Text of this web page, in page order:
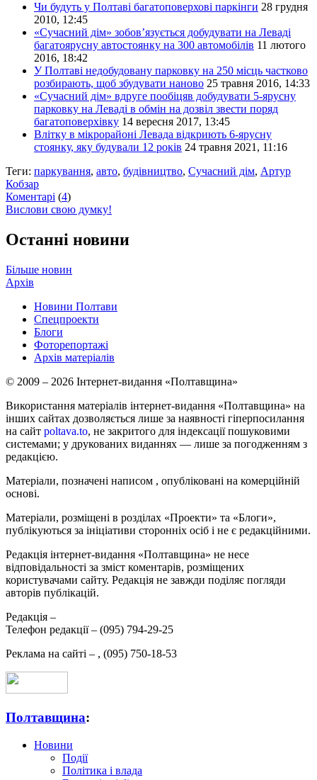
Чи будуть у Полтаві багатоповерхові паркінги 28 грудня
2010, 12:45
«Сучасний дім» зобов’язується добудувати на Леваді
багатоярусну автостоянку на 300 автомобілів 11 лютого
2016, 18:42
У Полтаві недобудовану парковку на 250 місць частково
розбирають, щоб збудувати наново 25 травня 2016, 14:33
«Сучасний дім» вдруге пообіцяв добудувати 5-ярусну
парковку на Леваді в обмін на дозвіл звести поряд
багатоповерхівку 14 вересня 2017, 13:45
Влітку в мікрорайоні Левада відкриють 6-ярусну
стоянку, яку будували 12 років 24 травня 2021, 11:16
Теги: паркування, авто, будівництво, Сучасний дім, Артур
Кобзар
Коментарі (4)
Вислови свою думку!
Останні новини
Більше новин
Архів
Новини Полтави
Спецпроекти
Блоги
Фоторепортажі
Архів матеріалів
© 2009 – 2026 Інтернет-видання «Полтавщина»
Використання матеріалів інтернет-видання «Полтавщина» на
інших сайтах дозволяється лише за наявності гіперпосилання
на сайт poltava.to, не закритого для індексації пошуковими
системами; у друкованих виданнях — лише за погодженням з
редакцією.
Матеріали, позначені написом , опубліковані на комерційній
основі.
Матеріали, розміщені в розділах «Проекти» та «Блоги»,
публікуються за ініціативи сторонніх осіб і не є редакційними.
Редакція інтернет-видання «Полтавщина» не несе
відповідальності за зміст коментарів, розміщених
користувачами сайту. Редакція не завжди поділяє погляди
авторів публікацій.
Редакція –
Телефон редакції – (095) 794-29-25
Реклама на сайті – , (095) 750-18-53
Полтавщина:
Новини
Події
Політика і влада